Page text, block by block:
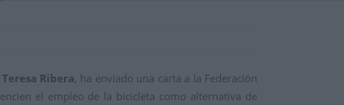
Teresa Ribera, ha enviado una carta a la Federación
el empleo de la bicicleta como alternativa de